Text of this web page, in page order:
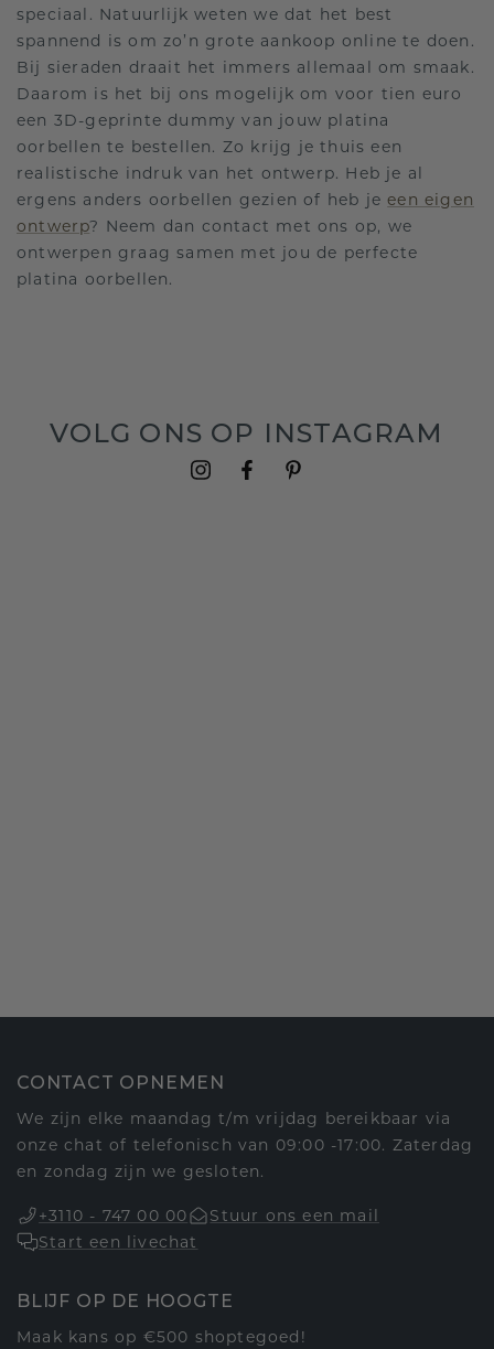
speciaal. Natuurlijk weten we dat het best
spannend is om zo’n grote aankoop online te doen.
Bij sieraden draait het immers allemaal om smaak.
Daarom is het bij ons mogelijk om voor tien euro
een 3D-geprinte dummy van jouw platina
oorbellen te bestellen. Zo krijg je thuis een
realistische indruk van het ontwerp. Heb je al
ergens anders oorbellen gezien of heb jeeen eigen
ontwerp? Neem dan contact met ons op, we
ontwerpen graag samen met jou de perfecte
platina oorbellen.
VOLG ONS OP INSTAGRAM
CONTACT OPNEMEN
We zijn elke maandag t/m vrijdag bereikbaar via
onze chat of telefonisch van 09:00 -17:00. Zaterdag
en zondag zijn we gesloten.
+3110 - 747 00 00
Stuur ons een mail
Start een livechat
BLIJF OP DE HOOGTE
Maak kans op €500 shoptegoed!